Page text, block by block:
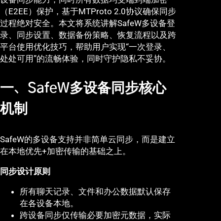
（E2EE）保护，基于MTProto 2.0协议确保同步
过程绝对安全。本文将系统讲解SafeW多设备登
录、同步设置、数据备份策略、恢复流程以及跨
平台使用优化技巧，帮助用户实现“一次登录、
处处可用”的流畅体验，同时守护隐私不妥协。
一、SafeW多设备同步核心
机制
SafeW的多设备支持并非简单云同步，而是建立
在本地优先+加密传输的基础之上。
同步设计原则
所有聊天记录、文件和办公数据默认保存
在各设备本地。
跨设备同步仅传输必要加密元数据，实际